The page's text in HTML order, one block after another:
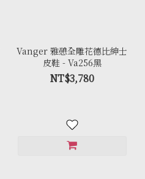
Vanger 雅憩全雕花德比紳士
皮鞋 - Va256黑
NT$3,780